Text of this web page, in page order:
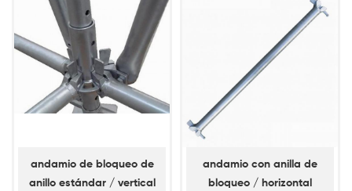
andamio de bloqueo de
anillo estándar / vertical
andamio con anilla de
bloqueo / horizontal